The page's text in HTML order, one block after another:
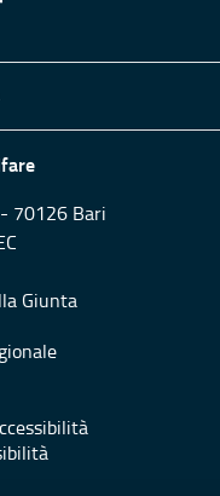
70126 Bari
Giunta